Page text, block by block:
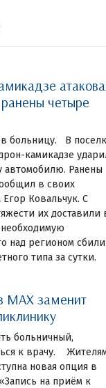
четыре
больницу. В
камикадзе
автомобилю. Ранены
в своих
Ковальчук. С
их доставили
над регионом сбили
типа за сутки.
заменит
больничный,
к врачу.
новая опция в
на приём к